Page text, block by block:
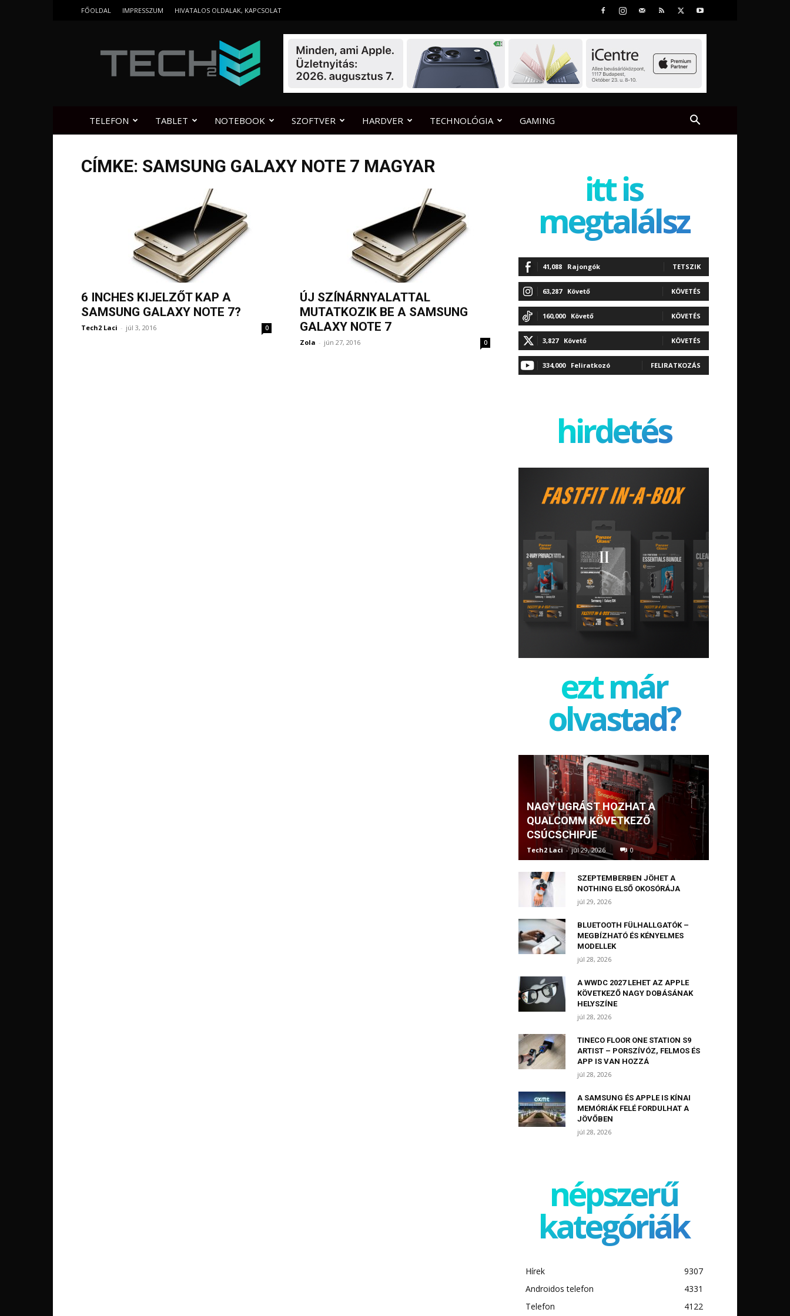
FŐOLDAL IMPRESSZUM HIVATALOS OLDALAK, KAPCSOLAT
TELEFON TABLET NOTEBOOK SZOFTVER HARDVER TECHNOLÓGIA GAMING
CÍMKE: SAMSUNG GALAXY NOTE 7 MAGYAR
6 INCHES KIJELZŐT KAP A
SAMSUNG GALAXY NOTE 7?
Tech2 Laci - júl 3, 2016 0
ÚJ SZÍNÁRNYALATTAL
MUTATKOZIK BE A SAMSUNG
GALAXY NOTE 7
Zola - jún 27, 2016 0
itt is
megtalálsz
41,088 Rajongók TETSZIK
63,287 Követő KÖVETÉS
160,000 Követő KÖVETÉS
3,827 Követő KÖVETÉS
334,000 Feliratkozó FELIRATKOZÁS
hirdetés
ezt már
olvastad?
NAGY UGRÁST HOZHAT A
QUALCOMM KÖVETKEZŐ
CSÚCSCHIPJE
Tech2 Laci - júl 29, 2026 0
SZEPTEMBERBEN JÖHET A
NOTHING ELSŐ OKOSÓRÁJA
júl 29, 2026
BLUETOOTH FÜLHALLGATÓK –
MEGBÍZHATÓ ÉS KÉNYELMES
MODELLEK
júl 28, 2026
A WWDC 2027 LEHET AZ APPLE
KÖVETKEZŐ NAGY DOBÁSÁNAK
HELYSZÍNE
júl 28, 2026
TINECO FLOOR ONE STATION S9
ARTIST – PORSZÍVÓZ, FELMOS ÉS
APP IS VAN HOZZÁ
júl 28, 2026
A SAMSUNG ÉS APPLE IS KÍNAI
MEMÓRIÁK FELÉ FORDULHAT A
JÖVŐBEN
júl 28, 2026
népszerű
kategóriák
Hírek
9307
Androidos telefon
4331
Telefon
4122